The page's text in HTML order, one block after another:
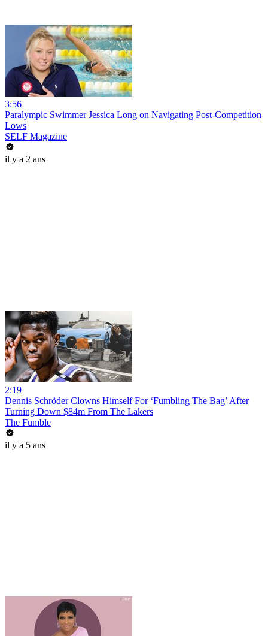
3:56
Paralympic Swimmer Jessica Long on Navigating Post-Competition
Lows
SELF Magazine
il y a 2 ans
2:19
Dennis Schröder Clowns Himself For ‘Fumbling The Bag’ After
Turning Down $84m From The Lakers
The Fumble
il y a 5 ans